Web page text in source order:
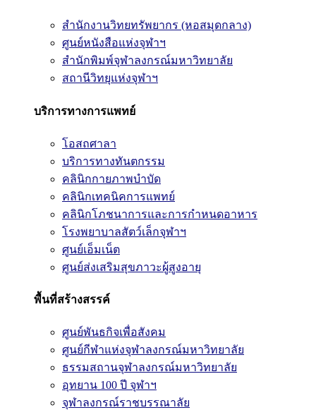
สำนักงานวิทยทรัพยากร (หอสมุดกลาง)
ศูนย์หนังสือแห่งจุฬาฯ
สำนักพิมพ์จุฬาลงกรณ์มหาวิทยาลัย
สถานีวิทยุแห่งจุฬาฯ
บริการทางการแพทย์
โอสถศาลา
บริการทางทันตกรรม
คลินิกกายภาพบำบัด
คลินิกเทคนิคการแพทย์
คลินิกโภชนาการและการกำหนดอาหาร
โรงพยาบาลสัตว์เล็กจุฬาฯ
ศูนย์เอ็มเน็ต
ศูนย์ส่งเสริมสุขภาวะผู้สูงอายุ
พื้นที่สร้างสรรค์
ศูนย์พันธกิจเพื่อสังคม
ศูนย์กีฬาแห่งจุฬาลงกรณ์มหาวิทยาลัย
ธรรมสถานจุฬาลงกรณ์มหาวิทยาลัย
อุทยาน 100 ปี จุฬาฯ
จุฬาลงกรณ์ราชบรรณาลัย